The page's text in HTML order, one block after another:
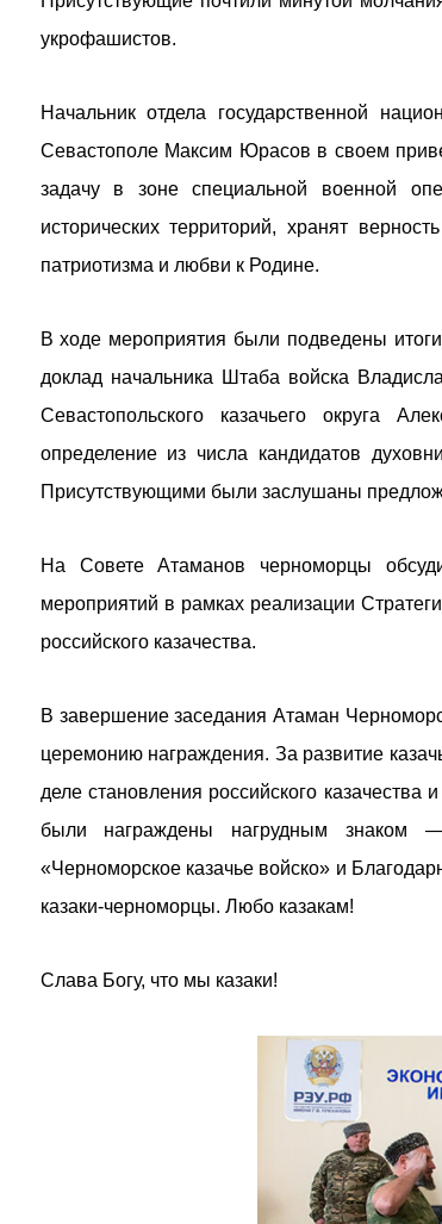
укрофашистов.
Начальник отдела государственной
Севастополе Максим Юрасов в своем
задачу в зоне специальной военной
исторических территорий, хранят
патриотизма и любви к Родине.
В ходе мероприятия были подведены
доклад начальника Штаба войска
Севастопольского казачьего округа
определение из числа кандидатов
Присутствующими были заслушаны
На Совете Атаманов черноморцы
мероприятий в рамках реализации
российского казачества.
В завершение заседания Атаман
церемонию награждения. За развитие
деле становления российского казачества
были награждены нагрудным знаком —
«Черноморское казачье войско» и
казаки-черноморцы. Любо казакам!
Слава Богу, что мы казаки!